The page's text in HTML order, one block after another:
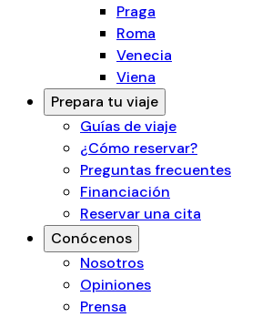
Praga
Roma
Venecia
Viena
Prepara tu viaje
Guías de viaje
¿Cómo reservar?
Preguntas frecuentes
Financiación
Reservar una cita
Conócenos
Nosotros
Opiniones
Prensa